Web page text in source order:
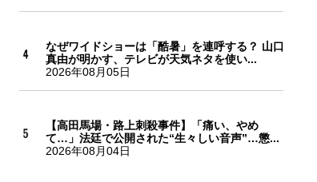
なぜワイドショーは「酷暑」を連呼する？ 山口
真由が明かす、テレビが天気ネタを使い...
2026年08月05日
【高田馬場・路上刺殺事件】「痛い、やめ
て…」法廷で公開された“生々しい音声”…懲...
2026年08月04日